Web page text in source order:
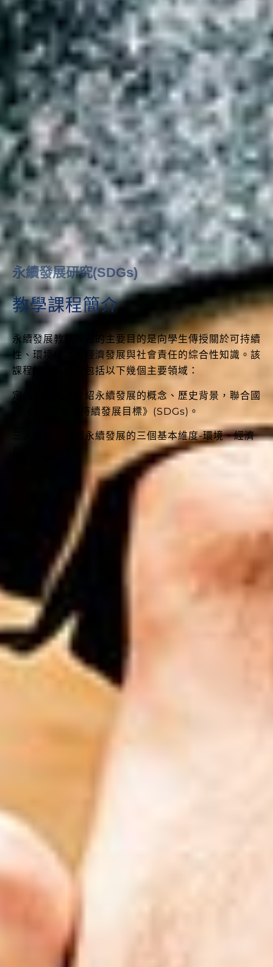
永續發展研究(SDGs)
教學課程簡介
永續發展教學課程的主要目的是向學生傳授關於可持續
性、環境保護、經濟發展與社會責任的綜合性知識。該
課程的內容通常包括以下幾個主要領域：
定義與背景：介紹永續發展的概念、歷史背景，聯合國
的《2030年可持續發展目標》(SDGs)。
三大支柱：強調永續發展的三個基本維度-環境、經濟